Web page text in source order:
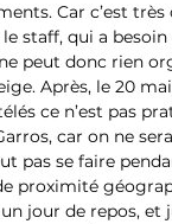
Car c’est
staff, qui a
peut donc rien
Après, le 20
ce n’est pas
car on ne
pas se faire
proximité
jour de repos,